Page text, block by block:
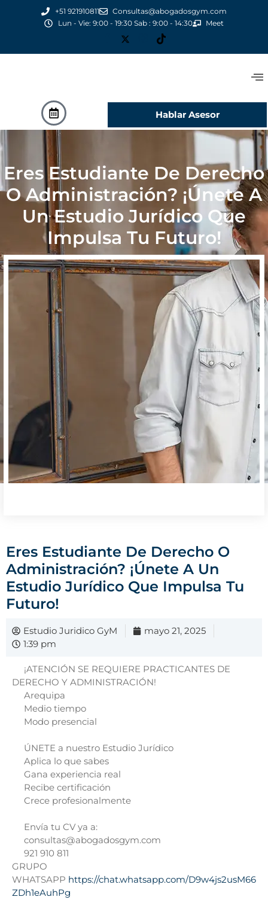
+51 921910811
Consultas@abogadosgym.com
Lun - Vie: 9:00 - 19:30 Sab : 9:00 - 14:30
Meet
Hablar Asesor
Eres Estudiante De Derecho
O Administración? ¡Únete A
Un Estudio Jurídico Que
Impulsa Tu Futuro!
Eres Estudiante De Derecho O
Administración? ¡Únete A Un
Estudio Jurídico Que Impulsa Tu
Futuro!
Estudio Juridico GyM
mayo 21, 2025
1:39 pm
¡ATENCIÓN SE REQUIERE PRACTICANTES DE
DERECHO Y ADMINISTRACIÓN!
Arequipa
Medio tiempo
Modo presencial
ÚNETE a nuestro Estudio Jurídico
Aplica lo que sabes
Gana experiencia real
Recibe certificación
Crece profesionalmente
Envía tu CV ya a:
consultas@abogadosgym.com
921 910 811
GRUPO
WHATSAPP https://chat.whatsapp.com/D9w4js2usM66
ZDh1eAuhPg